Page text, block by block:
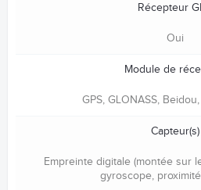
Récepteur
Oui
Module de
GPS, GLONASS,
Capteur(s)
Empreinte digitale (montée sur
gyroscope,